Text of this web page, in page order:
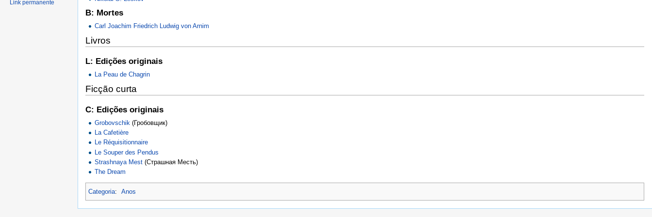
B: Mortes
Carl Joachim Friedrich Ludwig von Arnim
Livros
L: Edições originais
La Peau de Chagrin
Ficção curta
C: Edições originais
Grobovschik (Гробовщик)
La Cafetière
Le Réquisitionnaire
Le Souper des Pendus
Strashnaya Mest (Страшная Месть)
The Dream
Categoria: Anos
Link permanente